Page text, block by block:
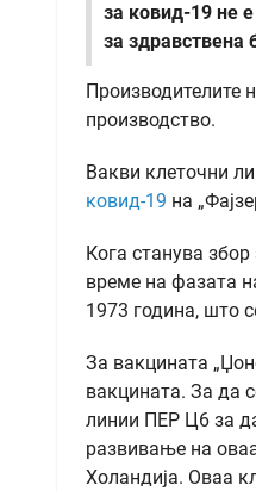
за ковид-19 не
за здравствена
Производителите
производство.
Вакви клеточни
ковид-19 на
Кога станува
време на фазата
1973 година, што
За вакцината
вакцината. За да
линии ПЕР Ц6 за
развивање на
Холандија. Оваа